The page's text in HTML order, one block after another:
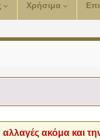
Χρήσιμα
ακόμα και την